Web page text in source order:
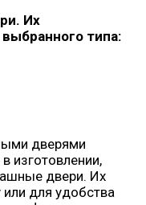
Их
типа:
изготовлении,
двери. Их
для удобства